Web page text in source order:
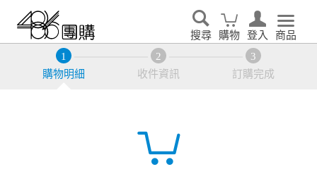
搜尋 購物 登入 商品
購物明細 收件資訊 訂購完成